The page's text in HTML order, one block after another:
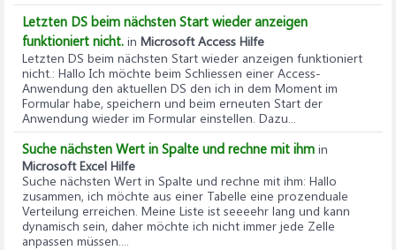
Letzten DS beim nächsten Start wieder anzeigen
funktioniert nicht. in Microsoft Access Hilfe
Letzten DS beim nächsten Start wieder anzeigen funktioniert
nicht.: Hallo Ich möchte beim Schliessen einer Access-
Anwendung den aktuellen DS den ich in dem Moment im
Formular habe, speichern und beim erneuten Start der
Anwendung wieder im Formular einstellen. Dazu...
Suche nächsten Wert in Spalte und rechne mit ihm in
Microsoft Excel Hilfe
Suche nächsten Wert in Spalte und rechne mit ihm: Hallo
zusammen, ich möchte aus einer Tabelle eine prozenduale
Verteilung erreichen. Meine Liste ist seeeehr lang und kann
dynamisch sein, daher möchte ich nicht immer jede Zelle
anpassen müssen....